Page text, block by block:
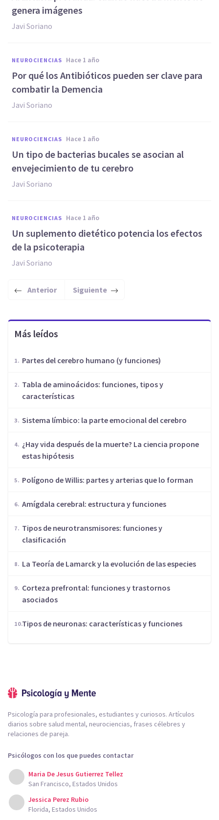
genera imágenes
Javi Soriano
NEUROCIENCIAS hace 1 año
Por qué los Antibióticos pueden ser clave para
combatir la Demencia
Javi Soriano
NEUROCIENCIAS hace 1 año
Un tipo de bacterias bucales se asocian al
envejecimiento de tu cerebro
Javi Soriano
NEUROCIENCIAS hace 1 año
Un suplemento dietético potencia los efectos
de la psicoterapia
Javi Soriano
Anterior Siguiente
Más leídos
Partes del cerebro humano (y funciones)
​Tabla de aminoácidos: funciones, tipos y
características
Sistema límbico: la parte emocional del cerebro
¿Hay vida después de la muerte? La ciencia propone
estas hipótesis
Polígono de Willis: partes y arterias que lo forman
Amígdala cerebral: estructura y funciones
​Tipos de neurotransmisores: funciones y
clasificación
​La Teoría de Lamarck y la evolución de las especies
Corteza prefrontal: funciones y trastornos
asociados
​Tipos de neuronas: características y funciones
Psicología para profesionales, estudiantes y curiosos. Artículos
diarios sobre salud mental, neurociencias, frases célebres y
relaciones de pareja.
Psicólogos con los que puedes contactar
Maria De Jesus Gutierrez Tellez
San Francisco, Estados Unidos
Jessica Perez Rubio
Florida, Estados Unidos